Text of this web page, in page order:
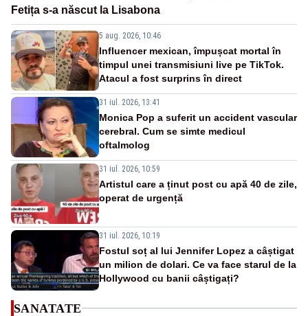
Fetița s-a născut la Lisabona
5 aug. 2026, 10:46
Influencer mexican, împușcat mortal în
timpul unei transmisiuni live pe TikTok.
Atacul a fost surprins în direct
31 iul. 2026, 13:41
Monica Pop a suferit un accident vascular
cerebral. Cum se simte medicul
oftalmolog
31 iul. 2026, 10:59
Artistul care a ținut post cu apă 40 de zile,
operat de urgență
31 iul. 2026, 10:19
Fostul soț al lui Jennifer Lopez a câștigat
un milion de dolari. Ce va face starul de la
Hollywood cu banii câștigați?
SANATATE